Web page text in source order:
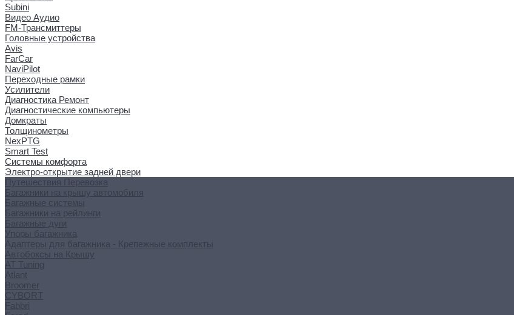
Subini
Видео Аудио
FM-Трансмиттеры
Головные устройства
Avis
FarCar
NaviPilot
Переходные рамки
Усилители
Диагностика Ремонт
Диагностические компьютеры
Домкраты
Толщинометры
NexPTG
Smart Test
Системы комфорта
Электро-открытие задней двери
Путешествия Перевозка
Багажники на крышу автомобиля
Багажные системы
Багажники на рейлинги
Багажные дуги
Упоры багажника
Адаптеры для багажника - Крепежные комплекты
Автобоксы на Крышу
AT Tuning
Atlant
Broomer
CYBORT
Fabbri